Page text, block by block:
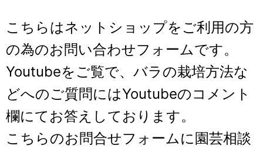
こちらはネットショップをご利用の方
の為のお問い合わせフォームです。
Youtubeをご覧で、バラの栽培方法な
どへのご質問にはYoutubeのコメント
欄にてお答えしております。
こちらのお問合せフォームに園芸相談